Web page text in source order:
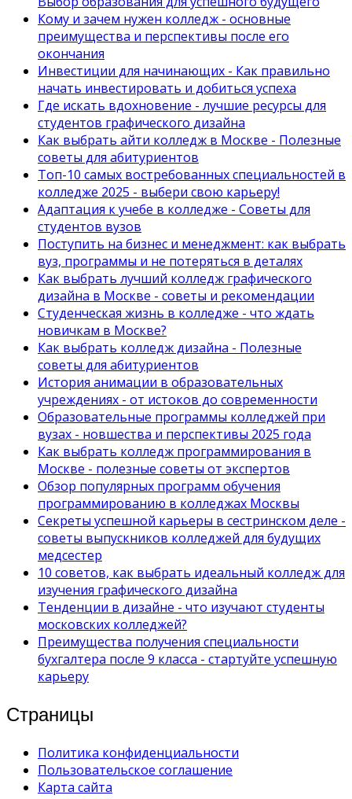
Кому и зачем нужен колледж - основные
преимущества и перспективы после его
окончания
Инвестиции для начинающих - Как правильно
начать инвестировать и добиться успеха
Где искать вдохновение - лучшие ресурсы для
студентов графического дизайна
Как выбрать айти колледж в Москве - Полезные
советы для абитуриентов
Топ-10 самых востребованных специальностей в
колледже 2025 - выбери свою карьеру!
Адаптация к учебе в колледже - Советы для
студентов вузов
Поступить на бизнес и менеджмент: как выбрать
вуз, программы и не потеряться в деталях
Как выбрать лучший колледж графического
дизайна в Москве - советы и рекомендации
Студенческая жизнь в колледже - что ждать
новичкам в Москве?
Как выбрать колледж дизайна - Полезные
советы для абитуриентов
История анимации в образовательных
учреждениях - от истоков до современности
Образовательные программы колледжей при
вузах - новшества и перспективы 2025 года
Как выбрать колледж программирования в
Москве - полезные советы от экспертов
Обзор популярных программ обучения
программированию в колледжах Москвы
Секреты успешной карьеры в сестринском деле -
советы выпускников колледжей для будущих
медсестер
10 советов, как выбрать идеальный колледж для
изучения графического дизайна
Тенденции в дизайне - что изучают студенты
московских колледжей?
Преимущества получения специальности
бухгалтера после 9 класса - стартуйте успешную
карьеру
Страницы
Политика конфиденциальности
Пользовательское соглашение
Карта сайта